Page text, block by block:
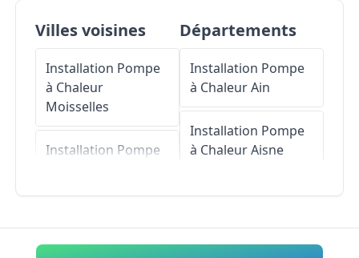
Villes voisines
Installation Pompe
à Chaleur
Moisselles
Installation Pompe
à ChaleurÉzanville
Départements
Installation Pompe
à ChaleurAin
Installation Pompe
à ChaleurAisne
Installation Pompe